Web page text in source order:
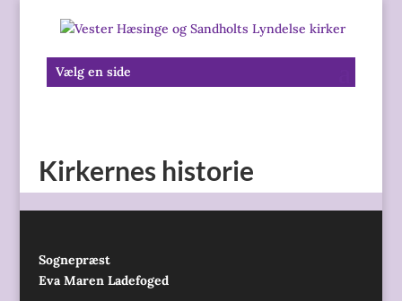
Vælg en side
Kirkernes historie
Sognepræst
Eva Maren Ladefoged